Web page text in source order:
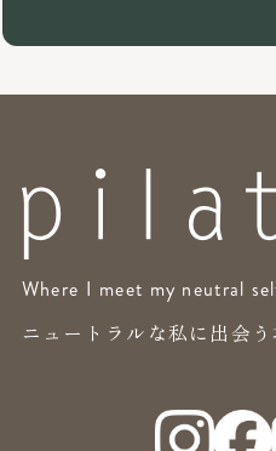
Where I meet my neutral
ニュートラルな私に出会う